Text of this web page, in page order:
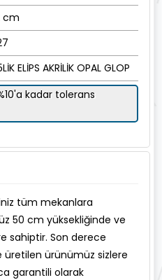
cm
ELİPS AKRİLİK OPAL GLOP
kadar tolerans
tüm mekanlara
50 cm yüksekliğinde ve
sahiptir. Son derece
üretilen ürünümüz sizlere
garantili olarak